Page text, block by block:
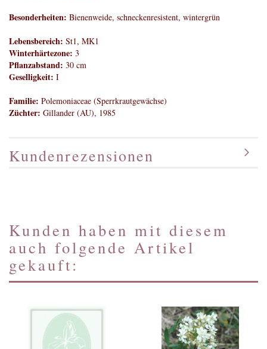
Besonderheiten: Bienenweide, schneckenresistent, wintergrün
Lebensbereich: St1, MK1
Winterhärtezone: 3
Pflanzabstand: 30 cm
Geselligkeit: I
Familie: Polemoniaceae (Sperrkrautgewächse)
Züchter: Gillander (AU), 1985
Kundenrezensionen
Kunden haben mit diesem
auch folgende Artikel
gekauft: